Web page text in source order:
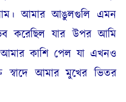
আমার আঙুলগুলি এমন
করেছিল যার উপর আমি
কাশি পেল যা এখনও
আমার মুখের ভিতর